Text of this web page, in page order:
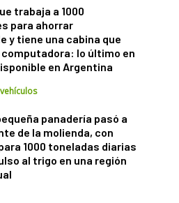
trabaja a 1000
para ahorrar
y tiene una cabina que
computadora: lo último en
en Argentina
panadería pasó a
de la molienda, con
1000 toneladas diarias
al trigo en una región